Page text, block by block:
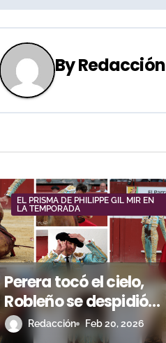
ByRedacción
EL PRISMA DE PHILIPPE GIL MIR EN
LA TEMPORADA
Perera tocó el cielo,
Robleño se despidió
con honor y Morenito
Redacción Feb 20, 2026